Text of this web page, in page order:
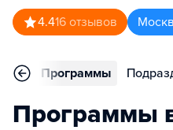
4.416 отзывов
Программы
Программы